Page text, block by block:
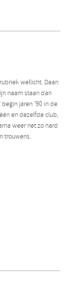
wellicht. Daan
naam staan dan
jaren '90 in de
en dezelfde club,
weer net zo hard
trouwens.